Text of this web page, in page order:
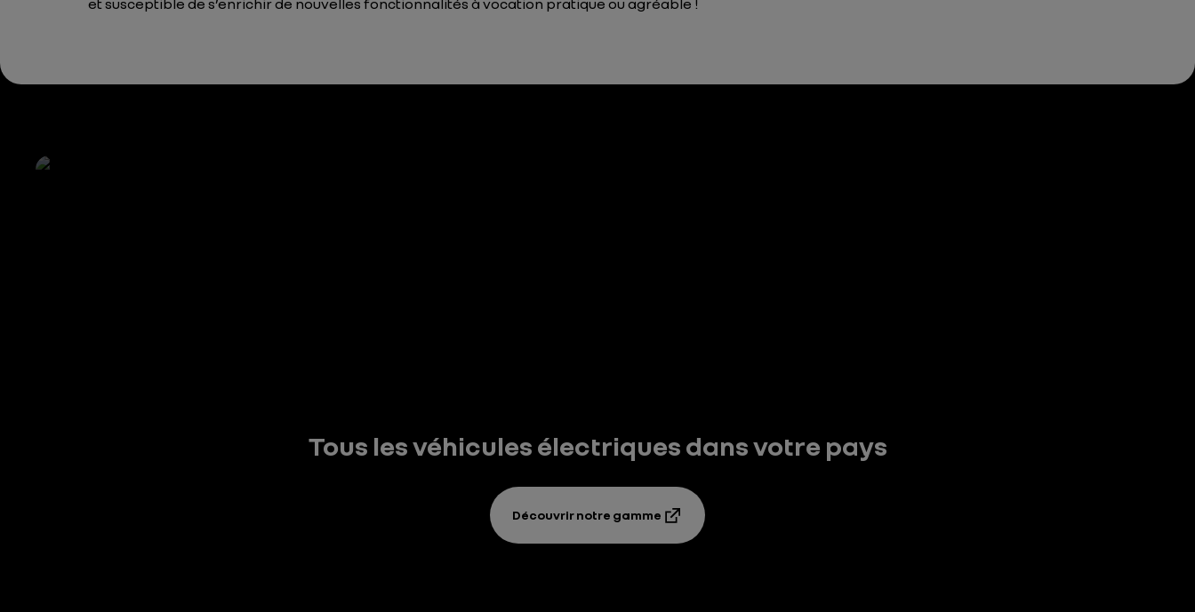
et susceptible de s’enrichir de nouvelles fonctionnalités à vocation pratique ou agréable !
Tous les véhicules électriques dans votre pays
Découvrir notre gamme